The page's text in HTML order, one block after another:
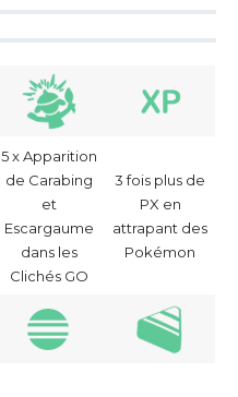
5 x Apparition
de Carabing
et
Escargaume
dans les
Clichés GO
3 fois plus de
PX en
attrapant des
Pokémon